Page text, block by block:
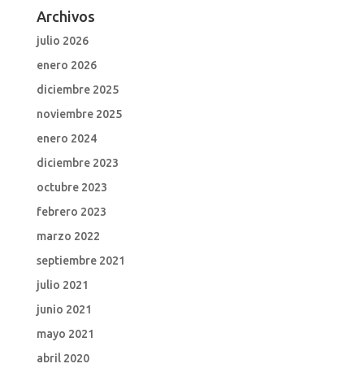
Archivos
julio 2026
enero 2026
diciembre 2025
noviembre 2025
enero 2024
diciembre 2023
octubre 2023
febrero 2023
marzo 2022
septiembre 2021
julio 2021
junio 2021
mayo 2021
abril 2020